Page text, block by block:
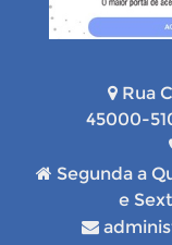
Rua
45000-
Segunda a
e